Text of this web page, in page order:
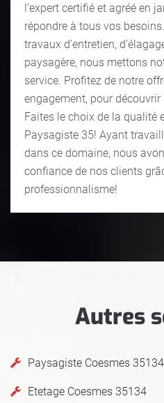
l’expert certifié et agréé en
répondre à tous vos
travaux d’entretien,
paysagère, nous mettons
service. Profitez de notre
engagement, pour
Faites le choix de la qualité
Paysagiste 35! Ayant
dans ce domaine, nous
confiance de nos clients
professionnalisme!
Autres
Paysagiste Coesmes 35134
Etetage Coesmes 35134